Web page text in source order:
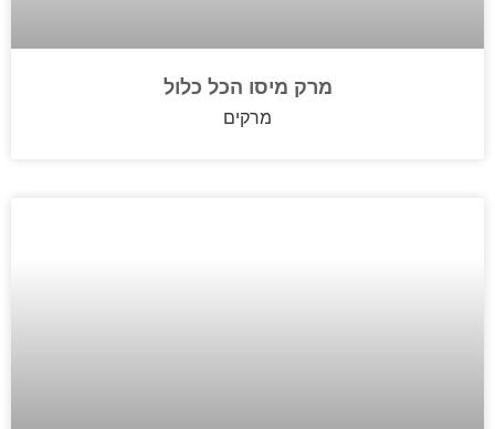
מרק מיסו הכל כלול
מרקים